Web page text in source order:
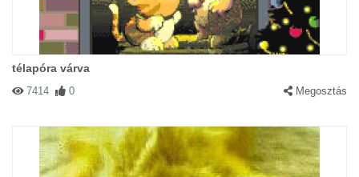
télapóra várva
7414 0 Megosztás